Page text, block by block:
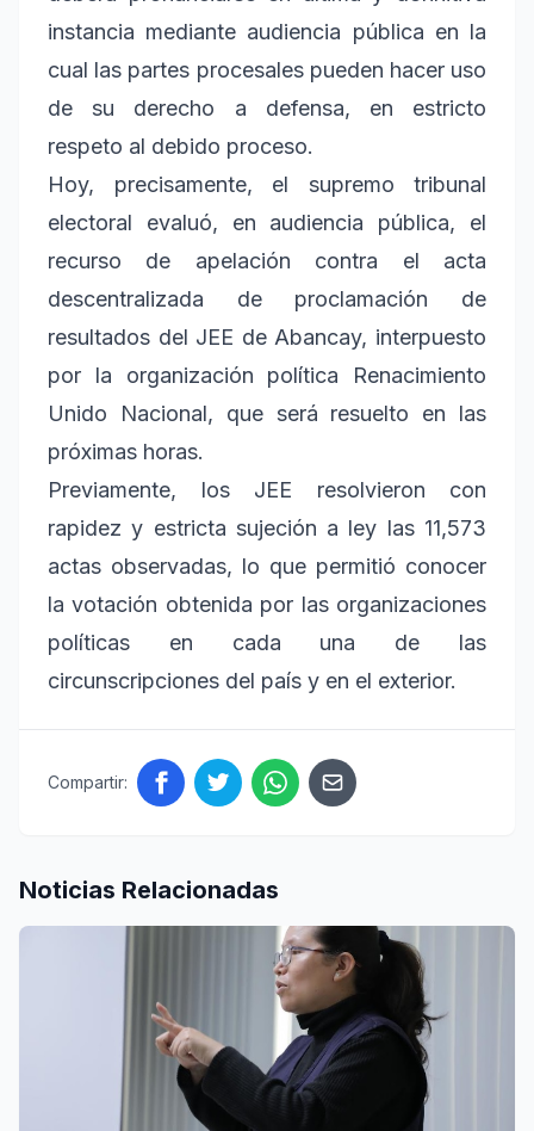
instancia mediante audiencia pública en la
cual las partes procesales pueden hacer uso
de su derecho a defensa, en estricto
respeto al debido proceso.
Hoy, precisamente, el supremo tribunal
electoral evaluó, en audiencia pública, el
recurso de apelación contra el acta
descentralizada de proclamación de
resultados del JEE de Abancay, interpuesto
por la organización política Renacimiento
Unido Nacional, que será resuelto en las
próximas horas.
Previamente, los JEE resolvieron con
rapidez y estricta sujeción a ley las 11,573
actas observadas, lo que permitió conocer
la votación obtenida por las organizaciones
políticas en cada una de las
circunscripciones del país y en el exterior.
Compartir:
Noticias Relacionadas